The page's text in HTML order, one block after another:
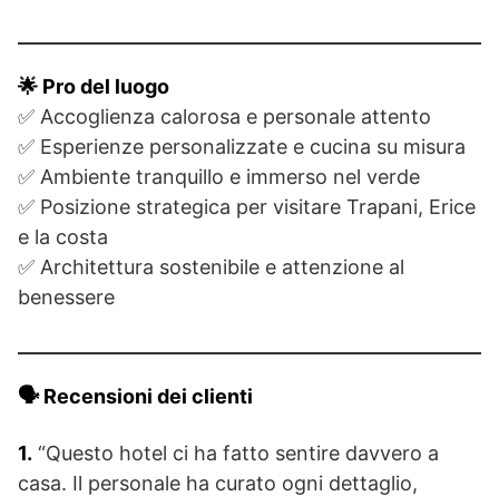
🌟 Pro del luogo
✅ Accoglienza calorosa e personale attento
✅ Esperienze personalizzate e cucina su misura
✅ Ambiente tranquillo e immerso nel verde
✅ Posizione strategica per visitare Trapani, Erice
e la costa
✅ Architettura sostenibile e attenzione al
benessere
🗣️ Recensioni dei clienti
1. “Questo hotel ci ha fatto sentire davvero a
casa. Il personale ha curato ogni dettaglio,